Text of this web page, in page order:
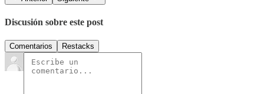
Discusión sobre este post
Comentarios Restacks